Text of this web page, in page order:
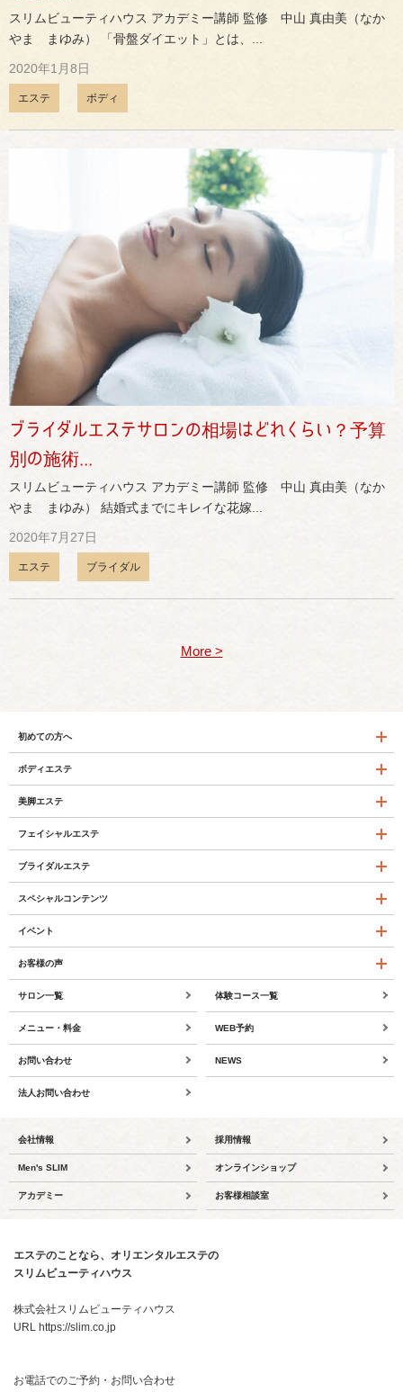
スリムビューティハウス アカデミー講師 監修 中山 真由美（なか
やま まゆみ） 「骨盤ダイエット」とは、...
2020年1月8日
エステ ボディ
ブライダルエステサロンの相場はどれくらい？予算
別の施術...
スリムビューティハウス アカデミー講師 監修 中山 真由美（なか
やま まゆみ） 結婚式までにキレイな花嫁...
2020年7月27日
エステ ブライダル
More >
初めての方へ
ボディエステ
美脚エステ
フェイシャルエステ
ブライダルエステ
スペシャルコンテンツ
イベント
お客様の声
サロン一覧 体験コース一覧
メニュー・料金 WEB予約
お問い合わせ NEWS
法人お問い合わせ
会社情報 採用情報
Men's SLIM オンラインショップ
アカデミー お客様相談室
エステのことなら、オリエンタルエステの
スリムビューティハウス
株式会社スリムビューティハウス
URL https://slim.co.jp
お電話でのご予約・お問い合わせ